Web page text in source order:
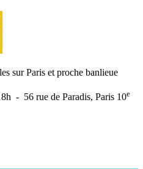
sur Paris et proche banlieue
- 56 rue de Paradis, Paris 10e